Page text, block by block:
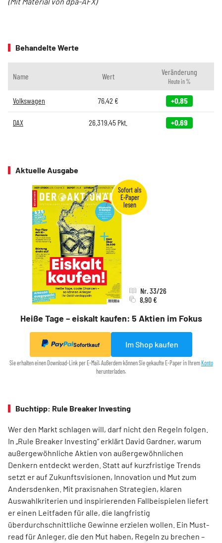
Behandelte Werte
Name Wert Veränderung
Heute in %
Volkswagen 76,42 € +0,85
DAX 26.319,45 Pkt. +0,69
Aktuelle Ausgabe
Heiße Tage – eiskalt kaufen: 5 Aktien im Fokus
Nr. 33/26
8,90 €
Sofortkauf Im Shop kaufen
Sie erhalten einen Download-Link per E-Mail. Außerdem können Sie gekaufte E-Paper in Ihrem Konto
herunterladen.
Buchtipp: Rule Breaker Investing
Wer den Markt schlagen will, darf nicht den Regeln folgen.
In „Rule Breaker Investing“ erklärt David Gardner, warum
außergewöhnliche Aktien von außer­gewöhnlichen
Denkern entdeckt werden. Statt auf kurzfristige Trends
setzt er auf Zukunftsvisionen, Innovation und Mut zum
Andersdenken. Mit praxisnahen Strategien, klaren
Auswahlkriterien und inspirierenden Fallbeispielen liefert
er einen Leit­faden für alle, die langfristig
überdurchschnittliche Gewinne erzielen wollen. Ein Must-
read für Anleger, die den Mut haben, Regeln zu brechen –